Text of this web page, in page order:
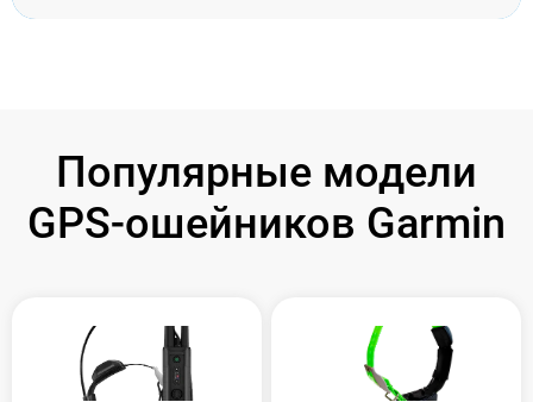
Популярные модели
GPS-ошейников Garmin